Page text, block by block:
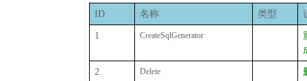
ID 名称 类型
1 CreateSqlGenerator
2 Delete